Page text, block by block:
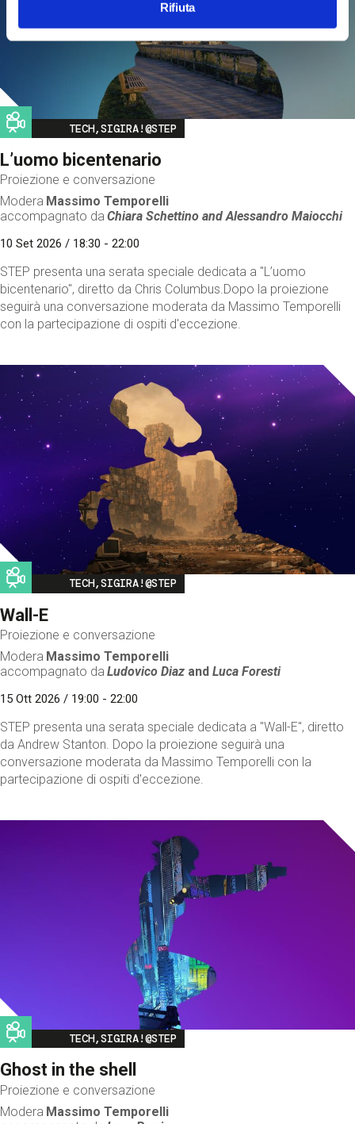
Rifiuta
Image
TECH,SIGIRA!@STEP
L’uomo bicentenario
Proiezione e conversazione
Modera Massimo Temporelli
accompagnato da Chiara Schettino andAlessandro Maiocchi
10 Set 2026 / 18:30 - 22:00
STEP presenta una serata speciale dedicata a "L’uomo
bicentenario", diretto da Chris Columbus.Dopo la proiezione
seguirà una conversazione moderata da Massimo Temporelli
con la partecipazione di ospiti d'eccezione.
Image
TECH,SIGIRA!@STEP
Wall-E
Proiezione e conversazione
Modera Massimo Temporelli
accompagnato da Ludovico Diaz andLuca Foresti
15 Ott 2026 / 19:00 - 22:00
STEP presenta una serata speciale dedicata a "Wall-E", diretto
da Andrew Stanton. Dopo la proiezione seguirà una
conversazione moderata da Massimo Temporelli con la
partecipazione di ospiti d'eccezione.
Image
TECH,SIGIRA!@STEP
Ghost in the shell
Proiezione e conversazione
Modera Massimo Temporelli